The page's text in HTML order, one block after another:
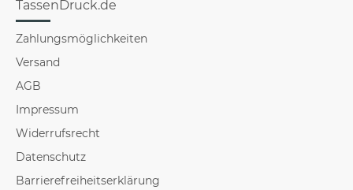
TassenDruck.de
Zahlungsmöglichkeiten
Versand
AGB
Impressum
Widerrufsrecht
Datenschutz
Barrierefreiheitserklärung